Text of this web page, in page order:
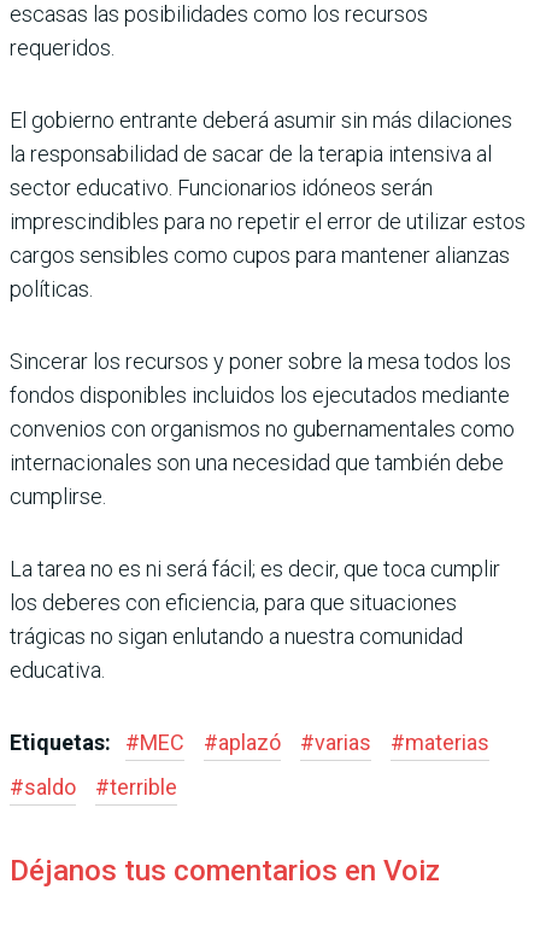
escasas las posibilidades como los recursos
requeridos.
El gobierno entrante deberá asumir sin más dilaciones
la responsabilidad de sacar de la terapia intensiva al
sector educativo. Funcionarios idóneos serán
imprescindi­bles para no repetir el error de utilizar estos
cargos sensibles como cupos para mantener alianzas
políticas.
Sincerar los recursos y poner sobre la mesa todos los
fondos disponibles incluidos los ejecutados mediante
convenios con orga­nismos no gubernamentales como
inter­nacionales son una necesidad que también debe
cumplirse.
La tarea no es ni será fácil; es decir, que toca cumplir
los deberes con eficiencia, para que situaciones
trágicas no sigan enlutando a nuestra comunidad
educativa.
Etiquetas: #MEC #aplazó #varias #materias
#saldo #terrible
Déjanos tus comentarios en Voiz